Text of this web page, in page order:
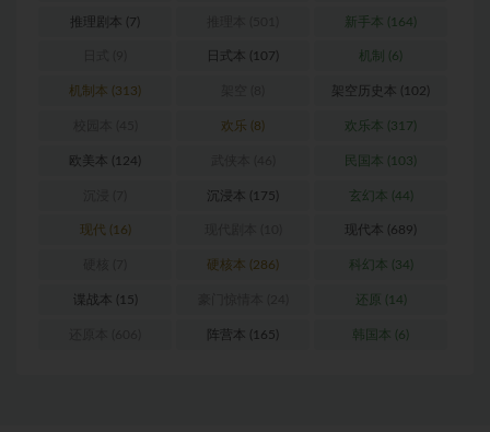
推理剧本 (7) 新手本 (164)
日式本 (107) 机制 (6)
机制本 (313) 架空历史本 (102)
欢乐 (8) 欢乐本 (317)
欧美本 (124) 民国本 (103)
沉浸本 (175) 玄幻本 (44)
现代 (16) 现代本 (689)
硬核本 (286) 科幻本 (34)
谍战本 (15) 还原 (14)
阵营本 (165) 韩国本 (6)